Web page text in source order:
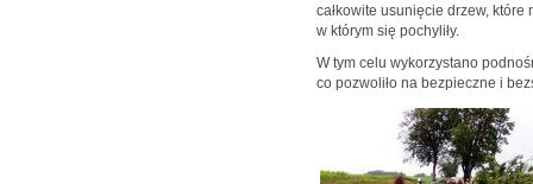
całkowite usunięcie drzew,
w którym się pochyliły.
W tym celu wykorzystano
co pozwoliło na bezpieczne i